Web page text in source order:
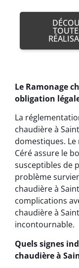
Le Ramonage
obligation
La
chaudière à
domestiques.
Céré assure le
susceptibles de
problème
chaudière à
complications
chaudière à
incontournable.
Quels signes
chaudière à